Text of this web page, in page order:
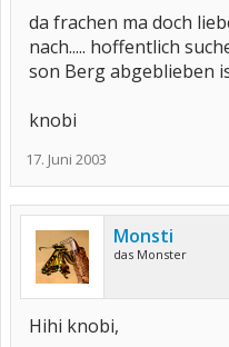
da frachen ma doch
nach..... hoffentlich
son Berg abgeblieben
knobi
17. Juni 2003
Monsti
das Monster
Hihi knobi,